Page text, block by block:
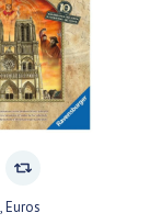
Euros